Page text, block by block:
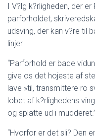
I V?lg k?rligheden, der er
parforholdet,
udsving, der kan v?re til
linjer
“Parforhold er bade
give os det hojeste af
lave »til, transmittere ro
lobet af k?rlighedens
og splatte ud i
“Hvorfor er det sli? Den